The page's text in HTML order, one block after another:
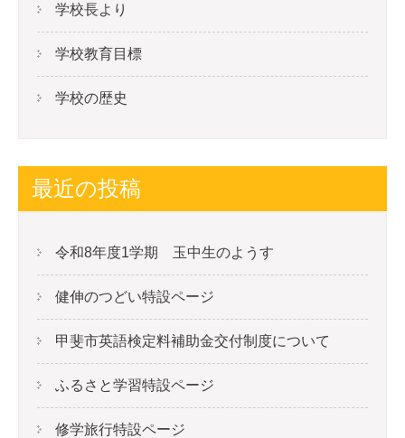
学校長より
学校教育目標
学校の歴史
最近の投稿
令和8年度1学期 玉中生のようす
健伸のつどい特設ページ
甲斐市英語検定料補助金交付制度について
ふるさと学習特設ページ
修学旅行特設ページ